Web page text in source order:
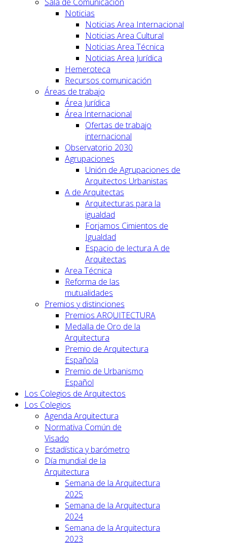
Noticias
Noticias Area Internacional
Noticias Area Cultural
Noticias Area Técnica
Noticias Area Jurídica
Hemeroteca
Recursos comunicación
Áreas de trabajo
Área Jurídica
Área Internacional
Ofertas de trabajo
internacional
Observatorio 2030
Agrupaciones
Unión de Agrupaciones de
Arquitectos Urbanistas
A de Arquitectas
Arquitecturas para la
igualdad
Forjamos Cimientos de
Igualdad
Espacio de lectura A de
Arquitectas
Area Técnica
Reforma de las
mutualidades
Premios y distinciones
Premios ARQUITECTURA
Medalla de Oro de la
Arquitectura
Premio de Arquitectura
Española
Premio de Urbanismo
Español
Los Colegios de Arquitectos
Los Colegios
Agenda Arquitectura
Normativa Común de
Visado
Estadística y barómetro
Día mundial de la
Arquitectura
Semana de la Arquitectura
2025
Semana de la Arquitectura
2024
Semana de la Arquitectura
2023